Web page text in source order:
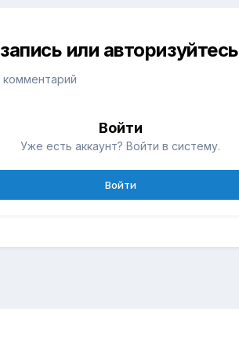
или авторизуйтесь
Войти
Уже есть аккаунт? Войти в систему.
Войти